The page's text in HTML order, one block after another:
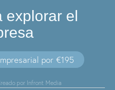
explorar el
por €195
por Infront Media